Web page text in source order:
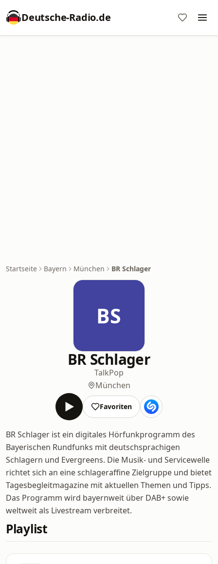
Deutsche-Radio.de
Startseite Bayern München BR Schlager
BS
BR Schlager
TalkPop
München
Favoriten
BR Schlager ist ein digitales Hörfunkprogramm des
Bayerischen Rundfunks mit deutschsprachigen
Schlagern und Evergreens. Die Musik- und Servicewelle
richtet sich an eine schlageraffine Zielgruppe und bietet
Tagesbegleitmagazine mit aktuellen Themen und Tipps.
Das Programm wird bayernweit über DAB+ sowie
weltweit als Livestream verbreitet.
Playlist